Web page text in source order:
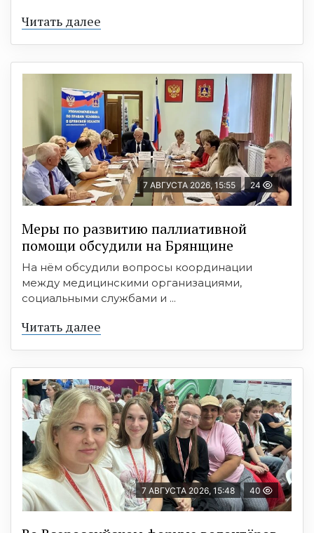
Читать далее
7 АВГУСТА 2026, 15:55 24
Меры по развитию паллиативной
помощи обсудили на Брянщине
На нём обсудили вопросы координации
между медицинскими организациями,
социальными службами и ...
Читать далее
7 АВГУСТА 2026, 15:48 40